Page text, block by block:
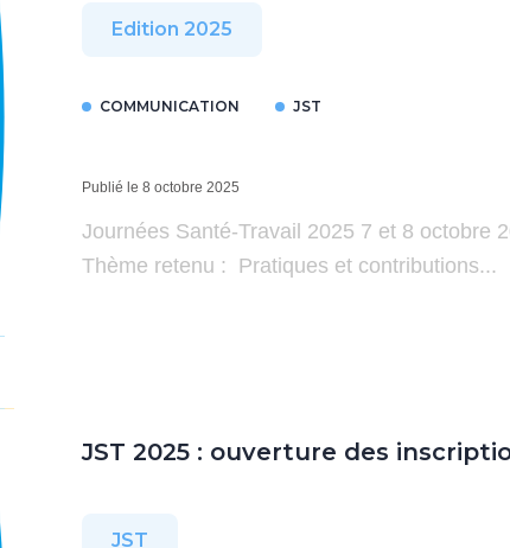
Edition 2025
COMMUNICATION JST
Publié le 8 octobre 2025
Journées Santé-Travail 2025 7 et 8 octobre
Thème retenu : Pratiques et contributions...
JST 2025 : ouverture des
JST